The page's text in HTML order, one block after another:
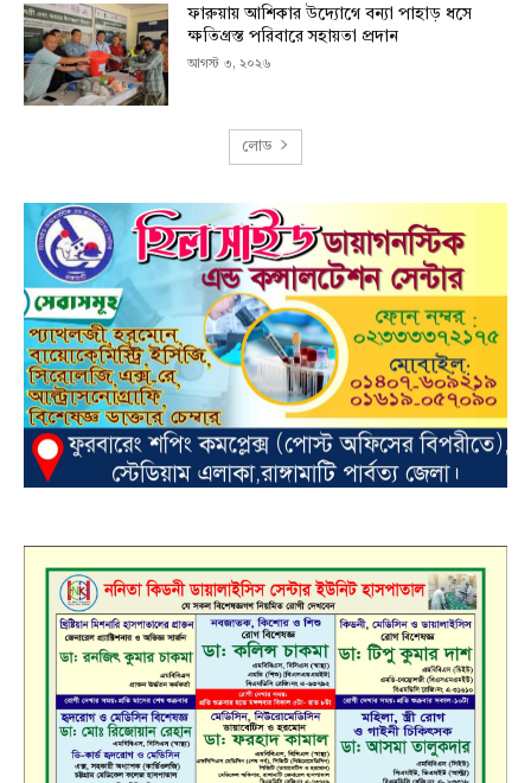
ফারুয়ায় আশিকার উদ্যোগে বন্যা পাহাড় ধসে
ক্ষতিগ্রস্ত পরিবারে সহায়তা প্রদান
আগস্ট ৩, ২০২৬
লোড